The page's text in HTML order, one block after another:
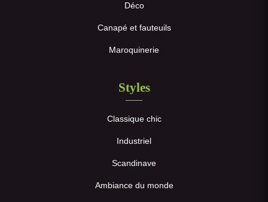
Déco
Canapé et fauteuils
Maroquinerie
Styles
Classique chic
Industriel
Scandinave
Ambiance du monde